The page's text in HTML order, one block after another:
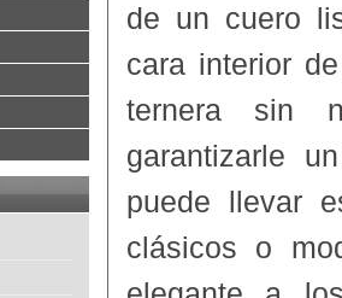
de un cuero
cara interior
ternera sin
garantizarle
puede llevar
clásicos o